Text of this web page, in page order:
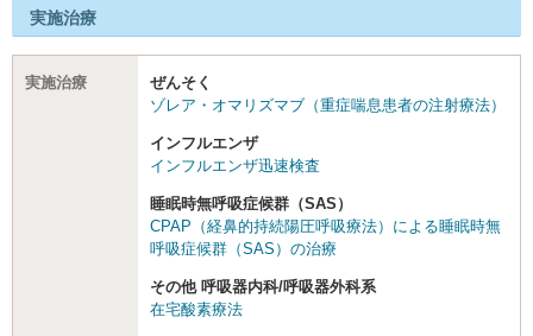
実施治療
実施治療
ぜんそく
ゾレア・オマリズマブ（重症喘息患者の注射療法）
インフルエンザ
インフルエンザ迅速検査
睡眠時無呼吸症候群（SAS）
CPAP（経鼻的持続陽圧呼吸療法）による睡眠時無
呼吸症候群（SAS）の治療
その他 呼吸器内科/呼吸器外科系
在宅酸素療法